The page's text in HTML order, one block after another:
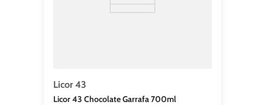
Licor 43
Licor 43 Chocolate Garrafa 700ml